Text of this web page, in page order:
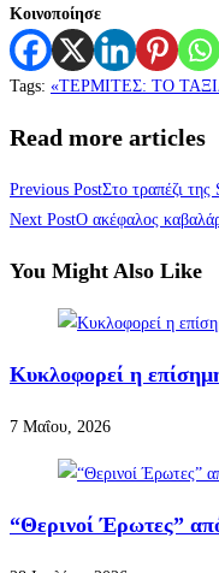
Κοινοποίησε
Tags: «ΤΕΡΜΙΤΕΣ: ΤΟ
Read more articles
Previous PostΣτο τραπέζι
Next PostΟ ακέφαλος
You Might Also Like
Κυκλοφορεί η
7 Μαΐου, 2026
“Θερινοί Έρωτες”